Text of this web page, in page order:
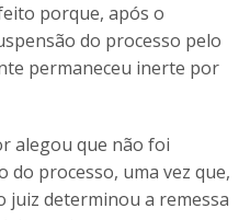
porque, após o
do processo pelo
permaneceu inerte por
alegou que não foi
do processo, uma vez que,
juiz determinou a remessa